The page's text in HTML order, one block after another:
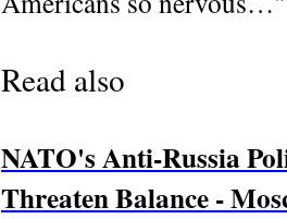
Read also
NATO's Anti-Russia
Threaten Balance -